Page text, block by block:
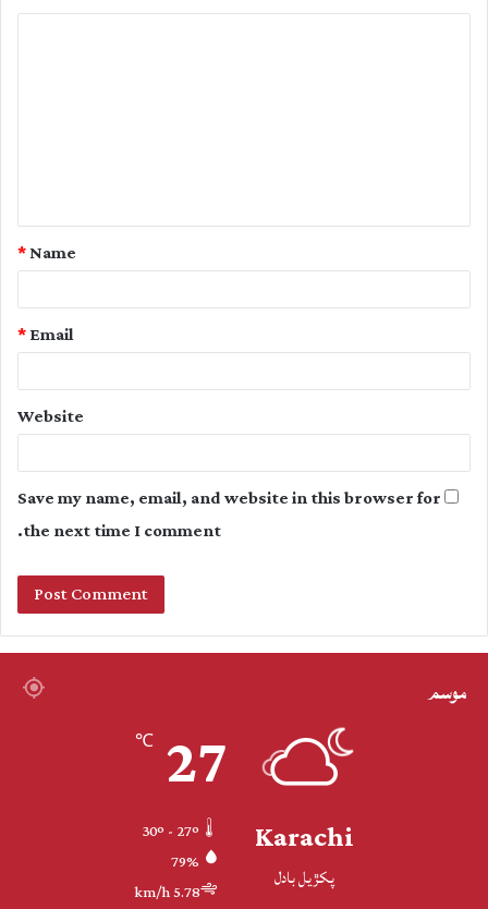
t
Name
*
Email
*
Website
Save my name, email, and website in this browser for
the next time I comment.
موسم
Karachi
پکڙيل بادل
27
℃
79%
5.78 km/h